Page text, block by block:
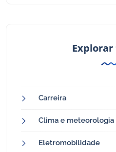
Carreira
Clima e meteorologia
Eletromobilidade